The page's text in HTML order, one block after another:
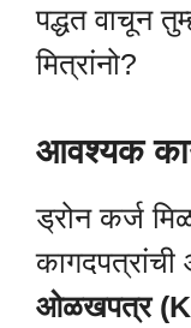
पद्धत वाचून
मित्रांनो?
आवश्यक
ड्रोन कर्ज
ओळखपत्र